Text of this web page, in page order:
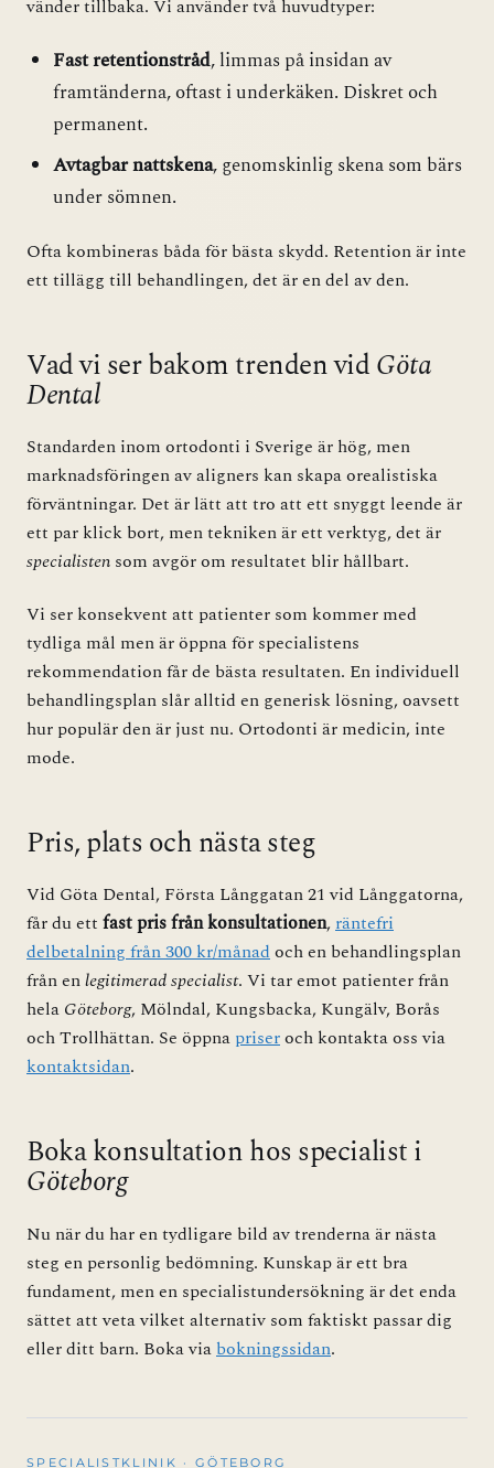
vänder tillbaka. Vi använder två huvudtyper:
Fast retentionstråd, limmas på insidan av
framtänderna, oftast i underkäken. Diskret och
permanent.
Avtagbar nattskena, genomskinlig skena som bärs
under sömnen.
Ofta kombineras båda för bästa skydd. Retention är inte
ett tillägg till behandlingen, det är en del av den.
Vad vi ser bakom trenden vidGöta
Dental
Standarden inom ortodonti i Sverige är hög, men
marknadsföringen av aligners kan skapa orealistiska
förväntningar. Det är lätt att tro att ett snyggt leende är
ett par klick bort, men tekniken är ett verktyg, det är
specialisten som avgör om resultatet blir hållbart.
Vi ser konsekvent att patienter som kommer med
tydliga mål men är öppna för specialistens
rekommendation får de bästa resultaten. En individuell
behandlingsplan slår alltid en generisk lösning, oavsett
hur populär den är just nu. Ortodonti är medicin, inte
mode.
Pris, plats och nästa steg
Vid Göta Dental, Första Långgatan 21 vid Långgatorna,
får du ett fast pris från konsultationen,räntefri
delbetalning från 300 kr/månadoch en behandlingsplan
från enlegitimerad specialist. Vi tar emot patienter från
hela Göteborg, Mölndal, Kungsbacka, Kungälv, Borås
och Trollhättan. Se öppna priseroch kontakta oss via
kontaktsidan.
Boka konsultation hos specialist i
Göteborg
Nu när du har en tydligare bild av trenderna är nästa
steg en personlig bedömning. Kunskap är ett bra
fundament, men en specialistundersökning är det enda
sättet att veta vilket alternativ som faktiskt passar dig
eller ditt barn. Boka via bokningssidan.
SPECIALISTKLINIK · GÖTEBORG